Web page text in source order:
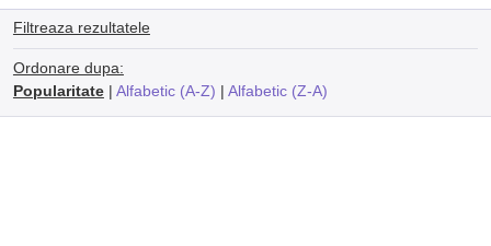
Filtreaza rezultatele
Ordonare dupa:
Popularitate| Alfabetic (A-Z) | Alfabetic (Z-A)